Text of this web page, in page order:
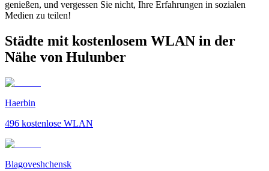
genießen, und vergessen Sie nicht, Ihre Erfahrungen in sozialen
Medien zu teilen!
Städte mit kostenlosem WLAN in der
Nähe von Hulunber
Haerbin
496 kostenlose WLAN
Blagoveshchensk